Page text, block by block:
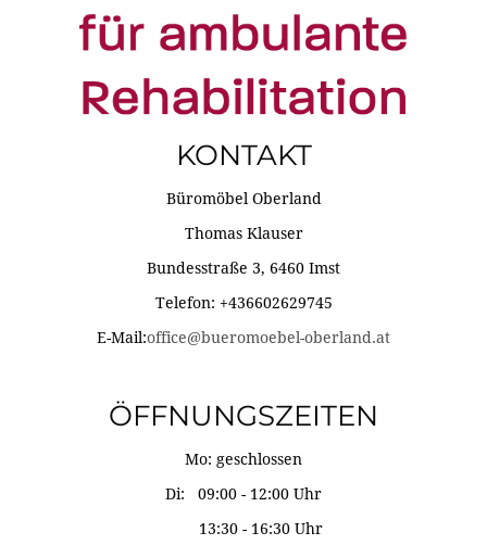
KONTAKT
Büromöbel Oberland
Thomas Klauser
Bundesstraße 3, 6460 Imst
Telefon: +436602629745
E-Mail:office@bueromoebel-oberland.at
ÖFFNUNGSZEITEN
Mo: geschlossen
Di: 09:00 - 12:00 Uhr
13:30 - 16:30 Uhr